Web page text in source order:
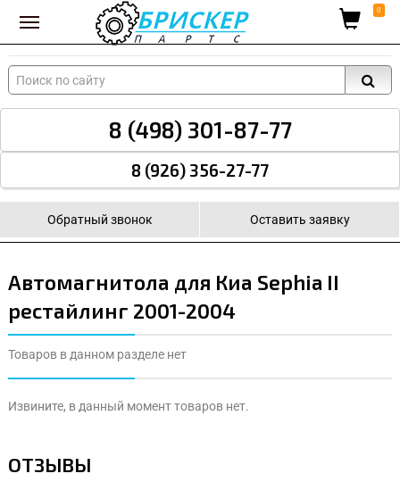
Вход для поставщиков 0
8 (498) 301-87-77
8 (926) 356-27-77
Обратный звонок Оставить заявку
Автомагнитола для Киа Sephia II
рестайлинг 2001-2004
Товаров в данном разделе нет
Извините, в данный момент товаров нет.
ОТЗЫВЫ